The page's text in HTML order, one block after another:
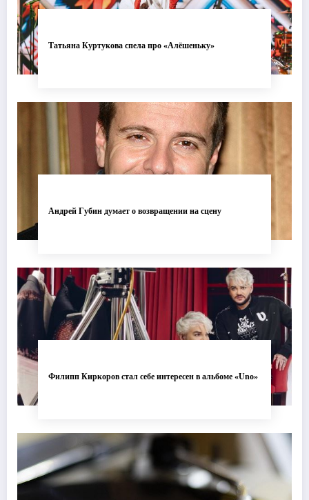
Татьяна Куртукова спела про «Алёшеньку»
Андрей Губин думает о возвращении на сцену
Филипп Киркоров стал себе интересен в альбоме «Uno»